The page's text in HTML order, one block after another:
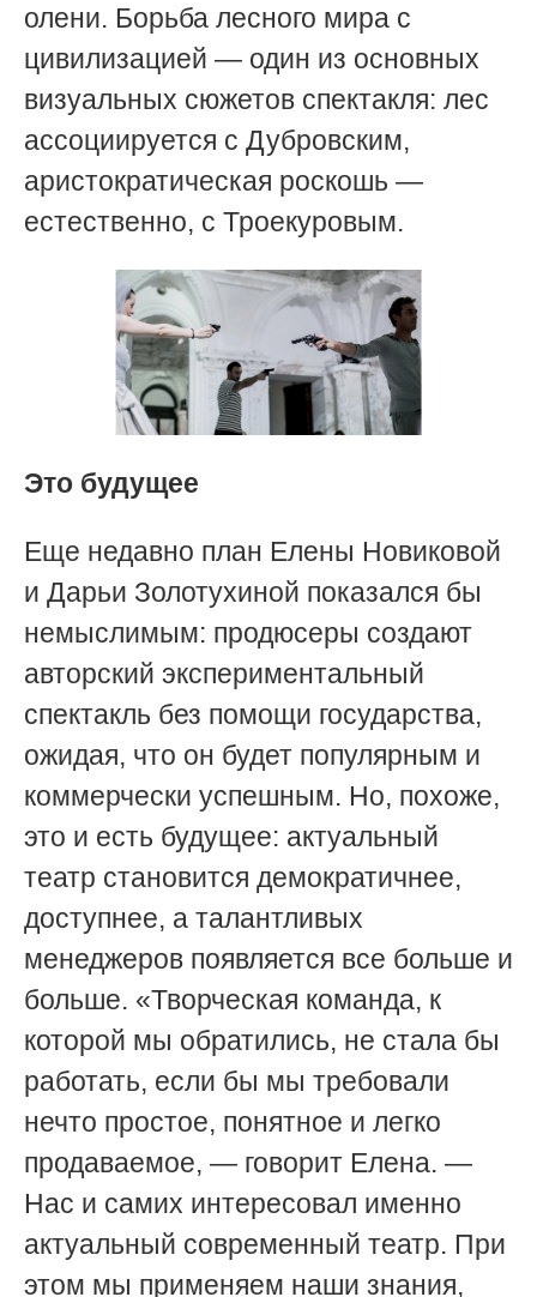
олени. Борьба лесного мира с
цивилизацией — один из основных
визуальных сюжетов спектакля: лес
ассоциируется с Дубровским,
аристократическая роскошь —
естественно, с Троекуровым.
Это будущее
Еще недавно план Елены Новиковой
и Дарьи Золотухиной показался бы
немыслимым: продюсеры создают
авторский экспериментальный
спектакль без помощи государства,
ожидая, что он будет популярным и
коммерчески успешным. Но, похоже,
это и есть будущее: актуальный
театр становится демократичнее,
доступнее, а талантливых
менеджеров появляется все больше и
больше. «Творческая команда, к
которой мы обратились, не стала бы
работать, если бы мы требовали
нечто простое, понятное и легко
продаваемое, — говорит Елена. —
Нас и самих интересовал именно
актуальный современный театр. При
этом мы применяем наши знания,